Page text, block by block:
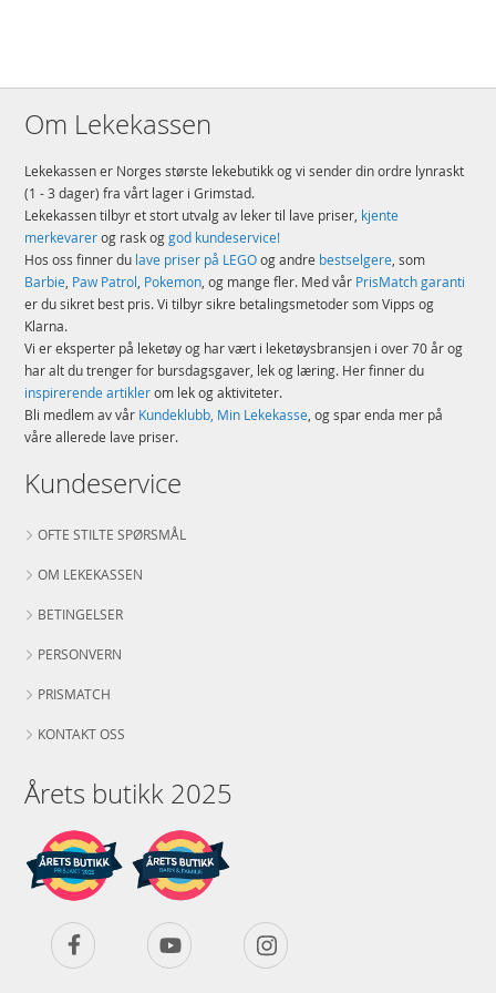
Merke
Om Lekekassen
Lekekassen er Norges største lekebutikk og vi sender din ordre lynraskt
(1 - 3 dager) fra vårt lager i Grimstad.
Lekekassen tilbyr et stort utvalg av leker til lave priser, kjente
merkevarerog rask oggod kundeservice!
Hos oss finner du lave priser på LEGOog andre bestselgere, som
Barbie, Paw Patrol, Pokemon, og mange fler. Med vår PrisMatch garanti
er du sikret best pris. Vi tilbyr sikre betalingsmetoder som Vipps og
Klarna.
Vi er eksperter på leketøy og har vært i leketøysbransjen i over 70 år og
har alt du trenger for bursdagsgaver, lek og læring. Her finner du
inspirerende artiklerom lek og aktiviteter.
Bli medlem av vår Kundeklubb, Min Lekekasse, og spar enda mer på
våre allerede lave priser.
Kundeservice
OFTE STILTE SPØRSMÅL
OM LEKEKASSEN
BETINGELSER
PERSONVERN
PRISMATCH
KONTAKT OSS
Årets butikk 2025